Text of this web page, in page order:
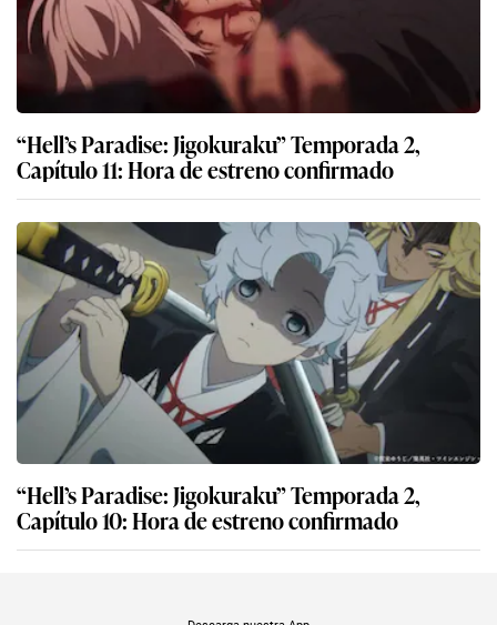
“Hell’s Paradise: Jigokuraku” Temporada 2,
Capítulo 11: Hora de estreno confirmado
“Hell’s Paradise: Jigokuraku” Temporada 2,
Capítulo 10: Hora de estreno confirmado